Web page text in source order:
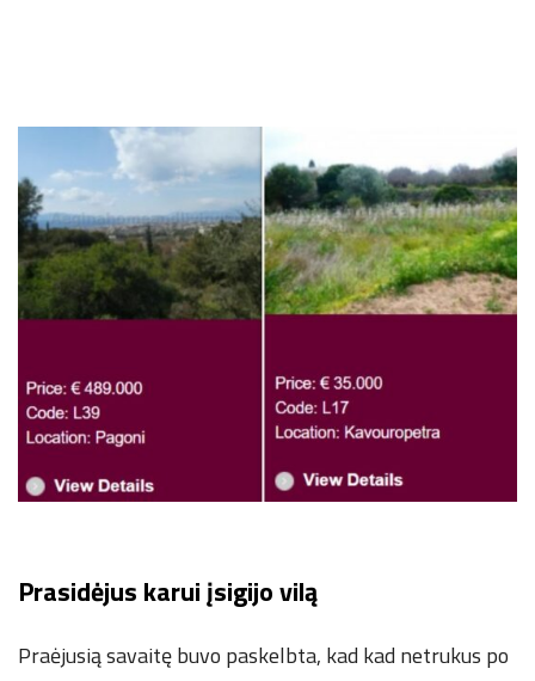
Prasidėjus karui įsigijo vilą
Praėjusią savaitę buvo paskelbta, kad kad netrukus po